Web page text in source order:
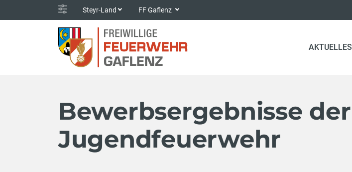
Steyr-Land FF Gaflenz
AKTUELLES
Bewerbsergebnisse der
Jugendfeuerwehr